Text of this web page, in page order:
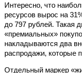
Интересно, что
ресурсов вырос на
до 797 рублей. Такая
«премиальных»
накладываются два
распродажи, которые
Отдельный маркер